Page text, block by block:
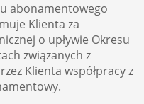
abonamentowego
Klienta za
o upływie Okresu
związanych z
Klienta współpracy z